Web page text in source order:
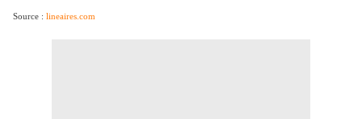
Source : lineaires.com